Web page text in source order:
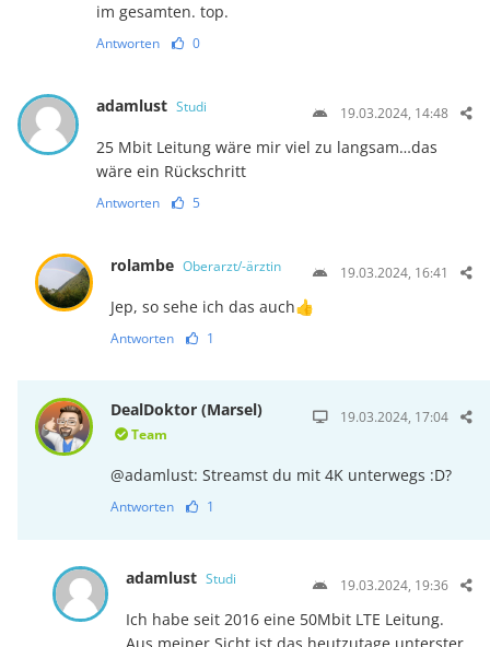
im gesamten. top.
Antworten 0
adamlust Studi 19.03.2024, 14:48
25 Mbit Leitung wäre mir viel zu langsam…das
wäre ein Rückschritt
Antworten 5
rolambe Oberarzt/-ärztin 19.03.2024, 16:41
Jep, so sehe ich das auch👍
Antworten 1
DealDoktor (Marsel)
Team
19.03.2024, 17:04
@adamlust: Streamst du mit 4K unterwegs :D?
Antworten 1
adamlust Studi 19.03.2024, 19:36
Ich habe seit 2016 eine 50Mbit LTE Leitung.